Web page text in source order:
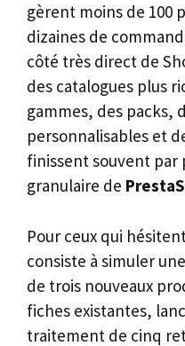
gèrent moins de 100
dizaines de
côté très direct de
des catalogues plus
gammes, des packs,
personnalisables et
finissent souvent par
granulaire de
Pour ceux qui
consiste à simuler
de trois nouveaux
fiches existantes,
traitement de cinq